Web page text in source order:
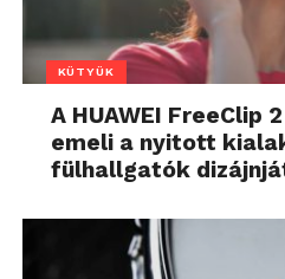
KÜTYÜK
A HUAWEI FreeClip
emeli a nyitott
fülhallgatók